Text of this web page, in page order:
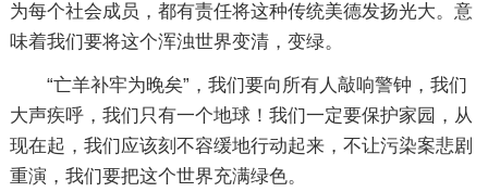
为每个社会成员，都有责任将这种传统美德发扬光大。意
味着我们要将这个浑浊世界变清，变绿。
“亡羊补牢为晚矣”，我们要向所有人敲响警钟，我们
大声疾呼，我们只有一个地球！我们一定要保护家园，从
现在起，我们应该刻不容缓地行动起来，不让污染案悲剧
重演，我们要把这个世界充满绿色。